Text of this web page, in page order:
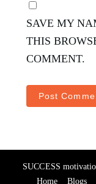
SAVE MY
THIS
COMMENT.
SUCCESS
Home
Blogs